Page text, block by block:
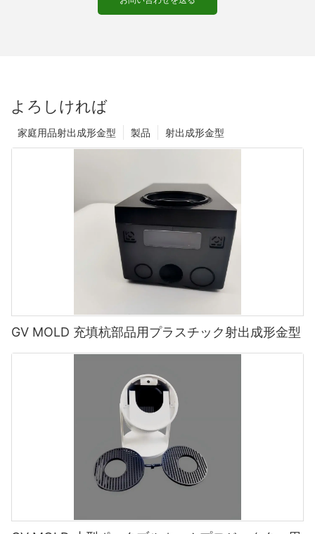
よろしければ
射出成形金型
製品
家庭用品射出成形金型
GV MOLD 充填杭部品用プラスチック射出成形金型